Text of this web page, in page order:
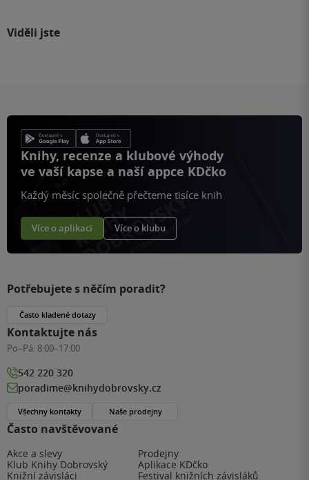
Viděli jste
Knihy, recenze a klubové výhody
ve vaší kapse a naší appce KDčko
Každý měsíc společně přečteme tisíce knih
Více o aplikaci Více o klubu
Často navštěvované
Akce a slevy
Prodejny
Klub Knihy Dobrovský
Aplikace KDčko
Knižní závisláci
Festival knižních závisláků
Potřebujete s něčím poradit?
Často kladené dotazy
Kontaktujte nás
Po–Pá: 8:00–17:00
542 220 320
poradime@knihydobrovsky.cz
Všechny kontakty Naše prodejny